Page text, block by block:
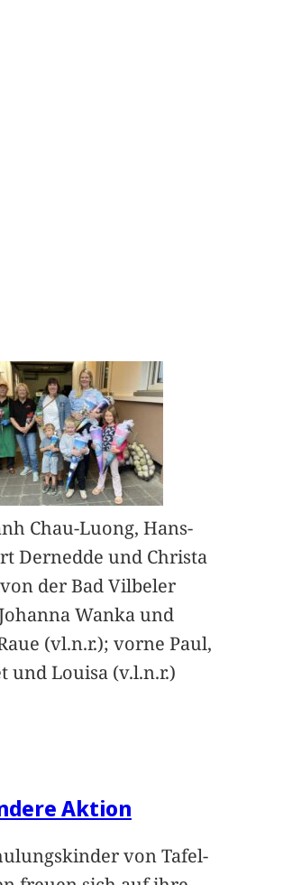
Chau-Luong, Hans-
Dernedde und Christa
der Bad Vilbeler
Wanka und
(vl.n.r.); vorne Paul,
und Louisa (v.l.n.r.)
Aktion
von Tafel-